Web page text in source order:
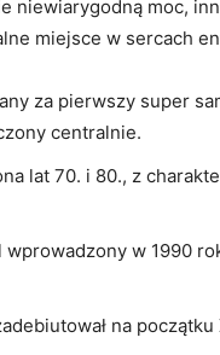
niewiarygodną moc,
miejsce w sercach
‍za pierwszy super
centralnie.
lat 70.‌ i‍ 80., z
wprowadzony⁣ w 1990
na